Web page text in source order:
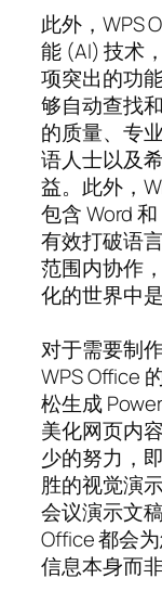
此外，WPS
能 (AI) 技术
项突出的功
够自动查找
的质量、专
语人士以及
益。此外，
包含 Word
有效打破语
范围内协作
化的世界中
对于需要制
WPS Office
松生成
美化网页内
少的努力，
胜的视觉演
会议演示文
Office 都会
信息本身而非